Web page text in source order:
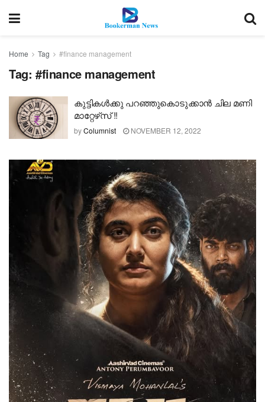
Home Tag #finance management
Tag: #finance management
കുട്ടികൾക്കു പറഞ്ഞുകൊടുക്കാൻ ചില മണി
മാറ്റേഴ്‌സ് !!
byColumnist NOVEMBER 12, 2022